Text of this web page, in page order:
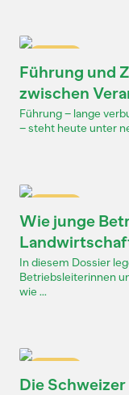
Führung und
zwischen
Führung – lange
– steht heute unter
Wie junge
In diesem Dossier
Betriebsleiterinnen
wie ...
Die